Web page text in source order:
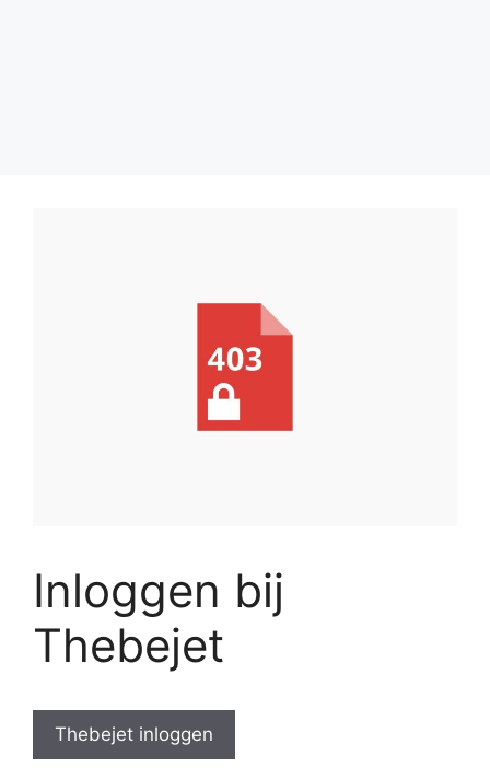
Inloggen bij
Thebejet
Thebejet inloggen